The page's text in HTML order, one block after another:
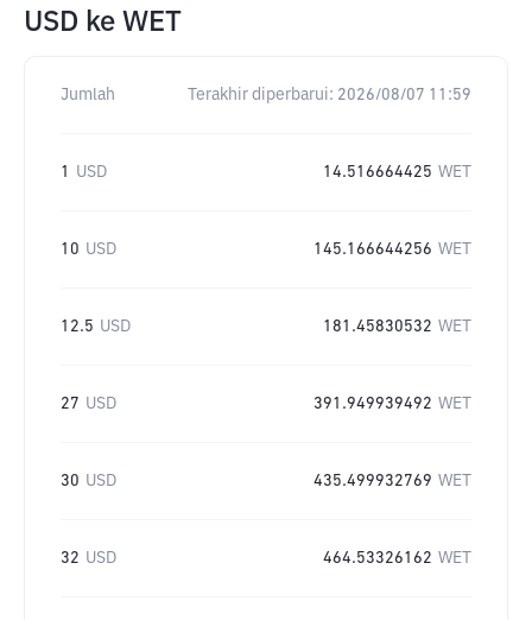
USD ke WET
Jumlah Terakhir diperbarui: 2026/08/07 11:59
1 USD 14.516664425 WET
10 USD 145.166644256 WET
12.5 USD 181.45830532 WET
27 USD 391.949939492 WET
30 USD 435.499932769 WET
32 USD 464.53326162 WET